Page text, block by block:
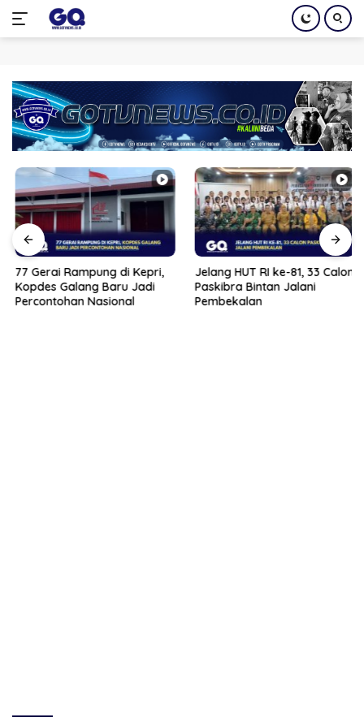
konten
77 Gerai Rampung di Kepri,
Kopdes Galang Baru Jadi
Percontohan Nasional
Jelang HUT RI ke-81, 33 Calon
Paskibra Bintan Jalani
Pembekalan